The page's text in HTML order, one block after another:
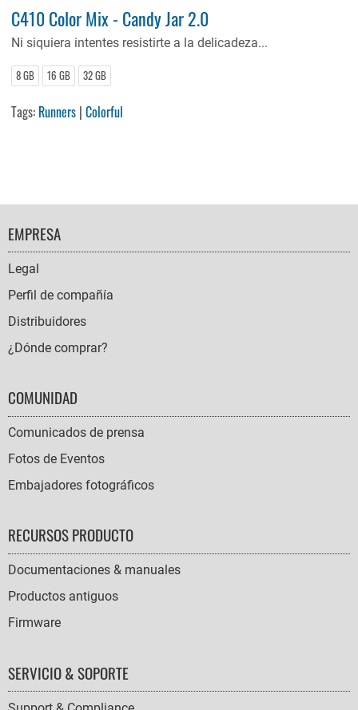
C410 Color Mix - Candy Jar 2.0
Ni siquiera intentes resistirte a la delicadeza...
8 GB 16 GB 32 GB
Tags: Runners |Colorful
FOOTER
NAVIGATION
EMPRESA
Legal
Perfil de compañía
Distribuidores
¿Dónde comprar?
COMUNIDAD
Comunicados de prensa
Fotos de Eventos
Embajadores fotográficos
RECURSOS PRODUCTO
Documentaciones & manuales
Productos antiguos
Firmware
SERVICIO & SOPORTE